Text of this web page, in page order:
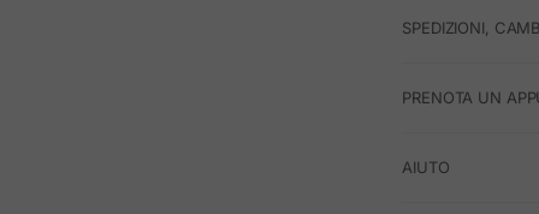
SPEDIZIONI,
PRENOTA UN
AIUTO